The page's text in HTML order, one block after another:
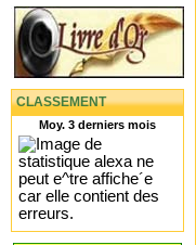
CLASSEMENT
Moy. 3 derniers mois